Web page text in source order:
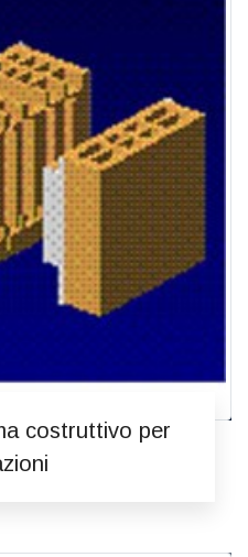
costruttivo per